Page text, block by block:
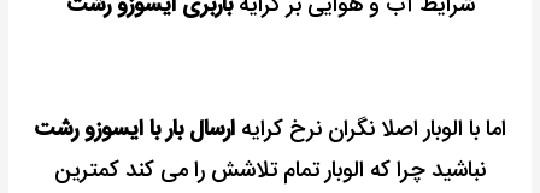
اما با الوبار اصلا نگران نرخ کرایه ارسال بار با ایسوزو رشت
نباشید چرا که الوبار تمام تلاشش را می کند کمترین